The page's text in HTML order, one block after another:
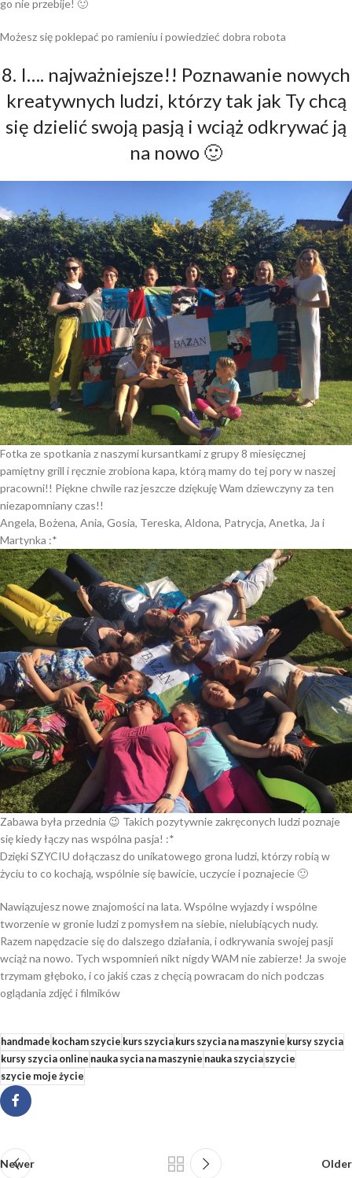
go nie przebije! 🙂
Możesz się poklepać po ramieniu i powiedzieć dobra robota
8. I…. najważniejsze!! Poznawanie nowych
kreatywnych ludzi, którzy tak jak Ty chcą
się dzielić swoją pasją i wciąż odkrywać ją
na nowo 🙂
Fotka ze spotkania z naszymi kursantkami z grupy 8 miesięcznej
pamiętny grill i ręcznie zrobiona kapa, którą mamy do tej pory w naszej
pracowni!! Piękne chwile raz jeszcze dziękuję Wam dziewczyny za ten
niezapomniany czas!!
Angela, Bożena, Ania, Gosia, Tereska, Aldona, Patrycja, Anetka, Ja i
Martynka :*
Zabawa była przednia 😉 Takich pozytywnie zakręconych ludzi poznaje
się kiedy łączy nas wspólna pasja! :*
Dzięki SZYCIU dołączasz do unikatowego grona ludzi, którzy robią w
życiu to co kochają, wspólnie się bawicie, uczycie i poznajecie 🙂
Nawiązujesz nowe znajomości na lata. Wspólne wyjazdy i wspólne
tworzenie w gronie ludzi z pomysłem na siebie, nielubiących nudy.
Razem napędzacie się do dalszego działania, i odkrywania swojej pasji
wciąż na nowo. Tych wspomnień nikt nigdy WAM nie zabierze! Ja swoje
trzymam głęboko, i co jakiś czas z chęcią powracam do nich podczas
oglądania zdjęć i filmików
handmade kocham szycie kurs szyciakurs szycia na maszynie kursy szycia
kursy szycia online nauka sycia na maszynie nauka szyciaszycie
szycie moje życie
Newer Older